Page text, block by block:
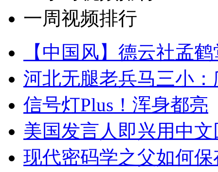
一周视频排行
【中国风】德云社孟
河北无腿老兵马三小
信号灯Plus！浑身都亮
美国发言人即兴用中
现代密码学之父如何